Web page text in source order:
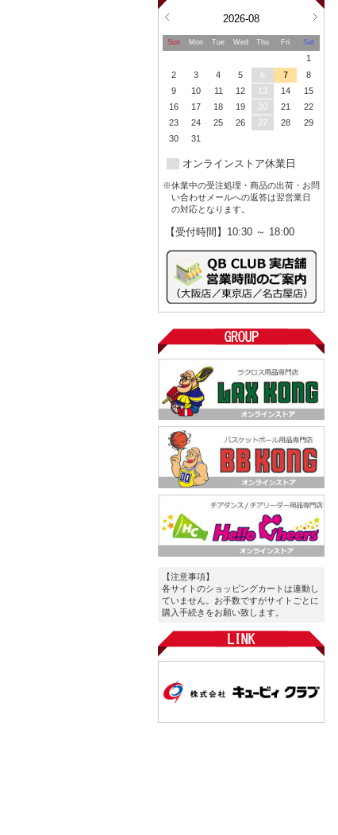
2026-08
Sun Mon Tue Wed Thu Fri Sat
1
2
3 4 5 6 7
8
9
10 11 12 13 14
15
16
17 18 19 20 21
22
23
24 25 26 27 28
29
30
31
オンラインストア休業日
※休業中の受注処理・商品の出荷・お問
い合わせメールへの返答は翌営業日
の対応となります。
【受付時間】10:30 ～ 18:00
【注意事項】
各サイトのショッピングカートは連動し
ていません。お手数ですがサイトごとに
購入手続きをお願い致します。